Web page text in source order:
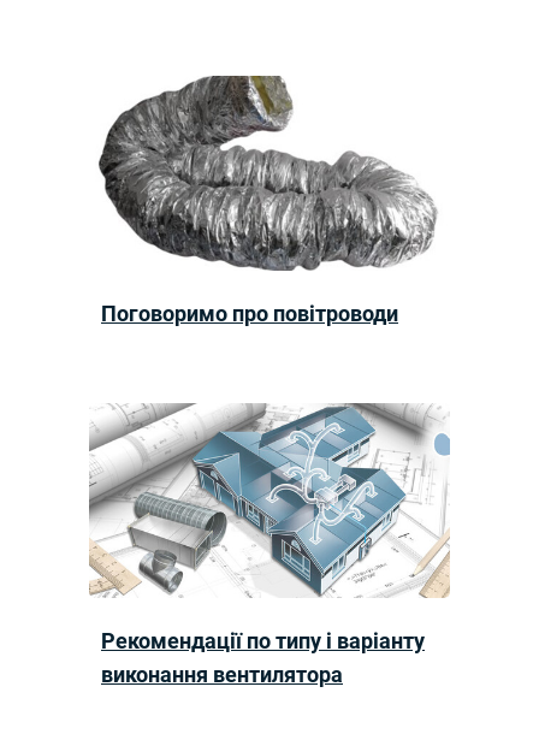
Поговоримо про повітроводи
Рекомендації по типу і варіанту
виконання вентилятора